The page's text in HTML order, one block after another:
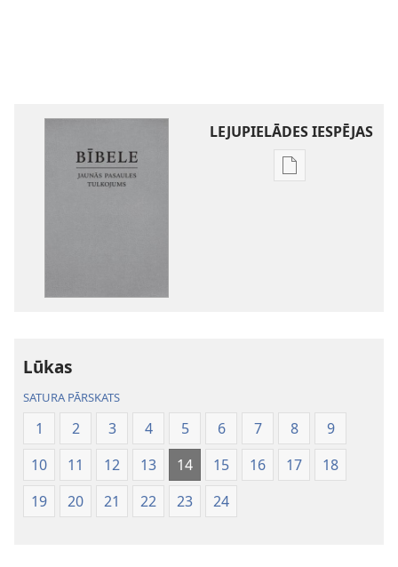
LEJUPIELĀDES IESPĒJAS
Publikāciju
Lūkas
SATURA PĀRSKATS
1 2 3 4 5 6 7 8
9
10
11 12 13 14 15 16 17
18
19
20 21 22 23 24